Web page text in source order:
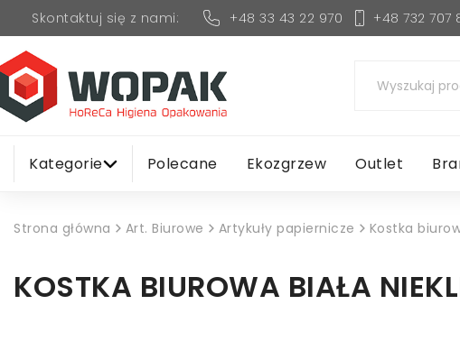
Skontaktuj się z nami: +48 33 43 22 970 +48 732 707
Kategorie Polecane Ekozgrzew Outlet
Strona główna Art. Biurowe Artykuły papiernicze Kostka
KOSTKA BIUROWA BIAŁA